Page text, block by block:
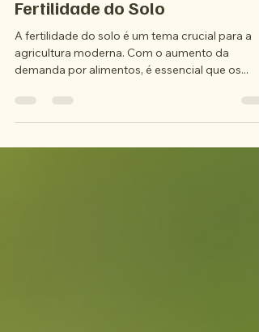
Apoio Técnico: Ferticam e a
Fertilidade do Solo
A fertilidade do solo é um tema crucial para a
demanda por alimentos, é essencial que os...